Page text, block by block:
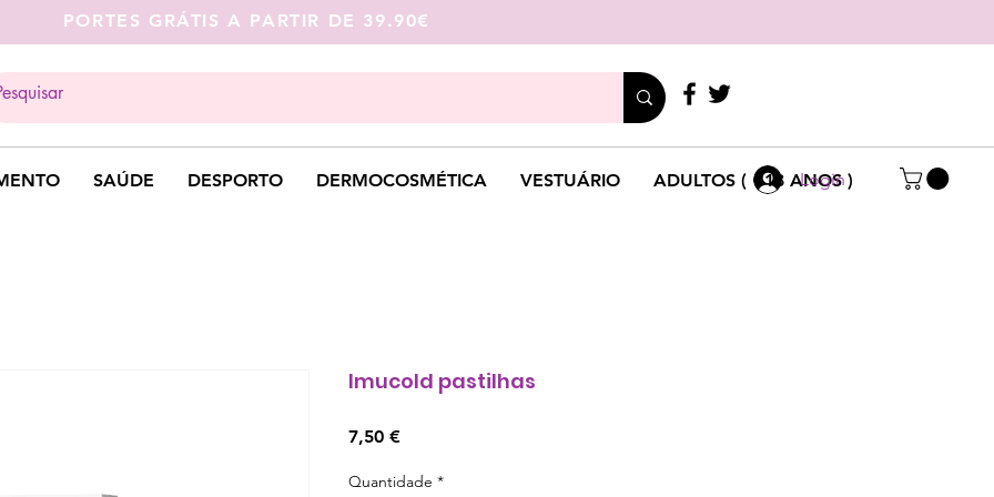
SAÚDE DESPORTO DERMOCOSMÉTICA VESTUÁRIO ADULTOS ( +18 ANOS )
Login
PORTES GRÁTIS A PARTIR DE 39.90€
Imucold pastilhas
7,50 €Preço
Quantidade *